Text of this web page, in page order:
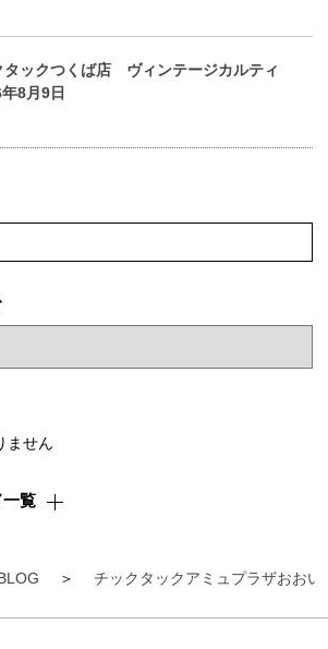
チックタックアミュプラザおおい
タックつくば店 ヴィンテージカルティ
8月9日
ません
覧